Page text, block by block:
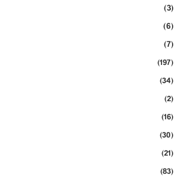
(3)
(6)
(7)
(197)
(34)
(2)
(16)
(30)
(21)
(83)